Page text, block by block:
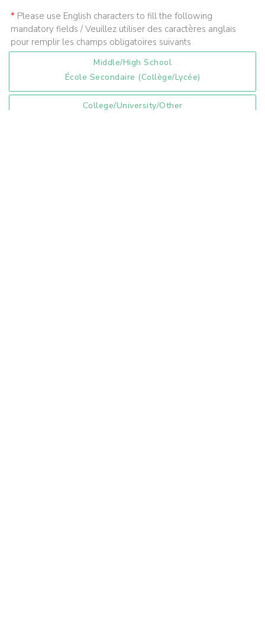
Please use English characters to fill the following
mandatory fields / Veuillez utiliser des caractères anglais
pour remplir les champs obligatoires suivants
Middle/High School
École Secondaire (collège/lycée)
College/University/Other